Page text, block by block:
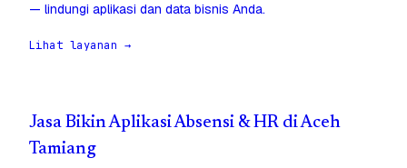
— lindungi aplikasi dan data bisnis Anda.
Lihat layanan →
Jasa Bikin Aplikasi Absensi & HR di Aceh
Tamiang